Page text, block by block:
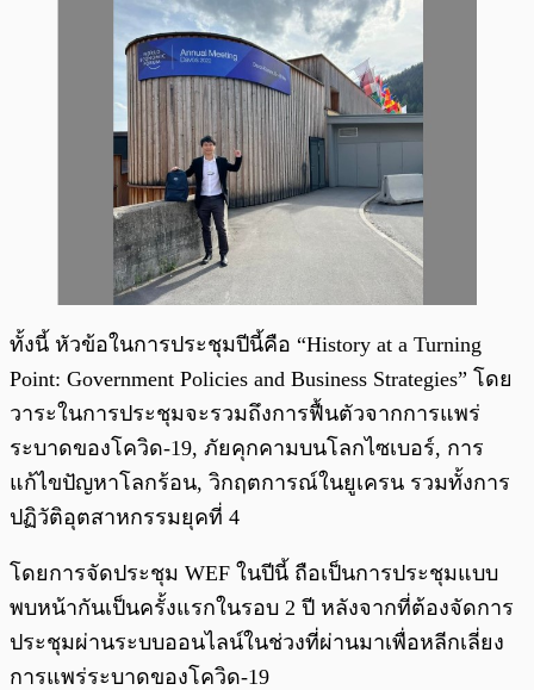
ทั้งนี้ หัวข้อในการประชุมปีนี้คือ “History at a Turning
Point: Government Policies and Business Strategies” โดย
วาระในการประชุมจะรวมถึงการฟื้นตัวจากการแพร่
ระบาดของโควิด-19, ภัยคุกคามบนโลกไซเบอร์, การ
แก้ไขปัญหาโลกร้อน, วิกฤตการณ์ในยูเครน รวมทั้งการ
ปฏิวัติอุตสาหกรรมยุคที่ 4
โดยการจัดประชุม WEF ในปีนี้ ถือเป็นการประชุมแบบ
พบหน้ากันเป็นครั้งแรกในรอบ 2 ปี หลังจากที่ต้องจัดการ
ประชุมผ่านระบบออนไลน์ในช่วงที่ผ่านมาเพื่อหลีกเลี่ยง
การแพร่ระบาดของโควิด-19